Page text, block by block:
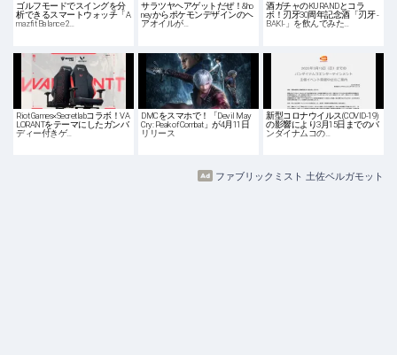
ゴルフモードでスイングを分
析できるスマートウォッチ「A
mazfit Balance 2…
サラツヤヘアゲットだぜ！&ho
neyからポケモンデザインのヘ
アオイルが…
酒ガチャのKURANDとコラ
ボ！刃牙30周年記念酒「刃牙 -
BAKI-」を飲んでみた…
Riot Games×Secretlabコラボ！VA
LORANTをテーマにしたガンバ
ディー付きゲ…
DMCをスマホで！「Devil May
Cry: Peak of Combat」が4月11日
リリース
新型コロナウイルス(COVID-19)
の影響により3月15日までのバ
ンダイナムコの…
ファブリックミスト 土佐ベルガモット